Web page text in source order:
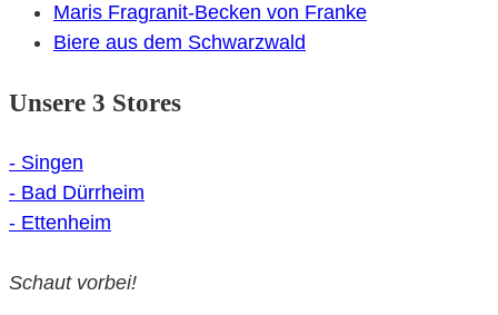
Maris Fragranit-Becken von Franke
Biere aus dem Schwarzwald
Unsere 3 Stores
- Singen
- Bad Dürrheim
- Ettenheim
Schaut vorbei!